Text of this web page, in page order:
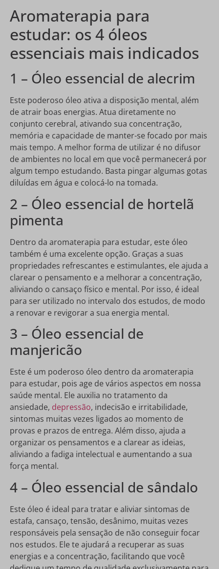
Aromaterapia para
estudar: os 4 óleos
essenciais mais indicados
1 – Óleo essencial de alecrim
Este poderoso óleo ativa a disposição mental, além
de atrair boas energias. Atua diretamente no
conjunto cerebral, ativando sua concentração,
memória e capacidade de manter-se focado por mais
mais tempo. A melhor forma de utilizar é no difusor
de ambientes no local em que você permanecerá por
algum tempo estudando. Basta pingar algumas gotas
diluídas em água e colocá-lo na tomada.
2 – Óleo essencial de hortelã
pimenta
Dentro da aromaterapia para estudar, este óleo
também é uma excelente opção. Graças a suas
propriedades refrescantes e estimulantes, ele ajuda a
clarear o pensamento e a melhorar a concentração,
aliviando o cansaço físico e mental. Por isso, é ideal
para ser utilizado no intervalo dos estudos, de modo
a renovar e revigorar a sua energia mental.
3 – Óleo essencial de
manjericão
Este é um poderoso óleo dentro da aromaterapia
para estudar, pois age de vários aspectos em nossa
saúde mental. Ele auxilia no tratamento da
ansiedade, depressão, indecisão e irritabilidade,
sintomas muitas vezes ligados ao momento de
provas e prazos de entrega. Além disso, ajuda a
organizar os pensamentos e a clarear as ideias,
aliviando a fadiga intelectual e aumentando a sua
força mental.
4 – Óleo essencial de sândalo
Este óleo é ideal para tratar e aliviar sintomas de
estafa, cansaço, tensão, desânimo, muitas vezes
responsáveis pela sensação de não conseguir focar
nos estudos. Ele te ajudará a recuperar as suas
energias e a concentração, facilitando que você